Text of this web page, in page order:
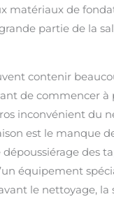
matériaux de
partie de la
contenir
de commencer à
inconvénient du
est le manque
dépoussiérage des
équipement
le nettoyage, la